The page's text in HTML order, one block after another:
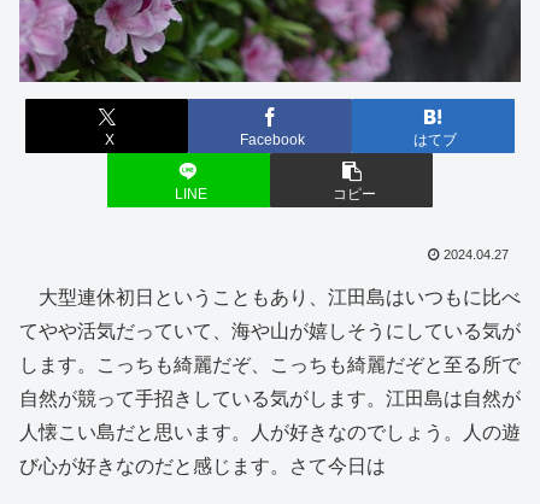
X Facebook はてブ
LINE コピー
2024.04.27
大型連休初日ということもあり、江田島はいつもに比べ
てやや活気だっていて、海や山が嬉しそうにしている気が
します。こっちも綺麗だぞ、こっちも綺麗だぞと至る所で
自然が競って手招きしている気がします。江田島は自然が
人懐こい島だと思います。人が好きなのでしょう。人の遊
び心が好きなのだと感じます。さて今日は